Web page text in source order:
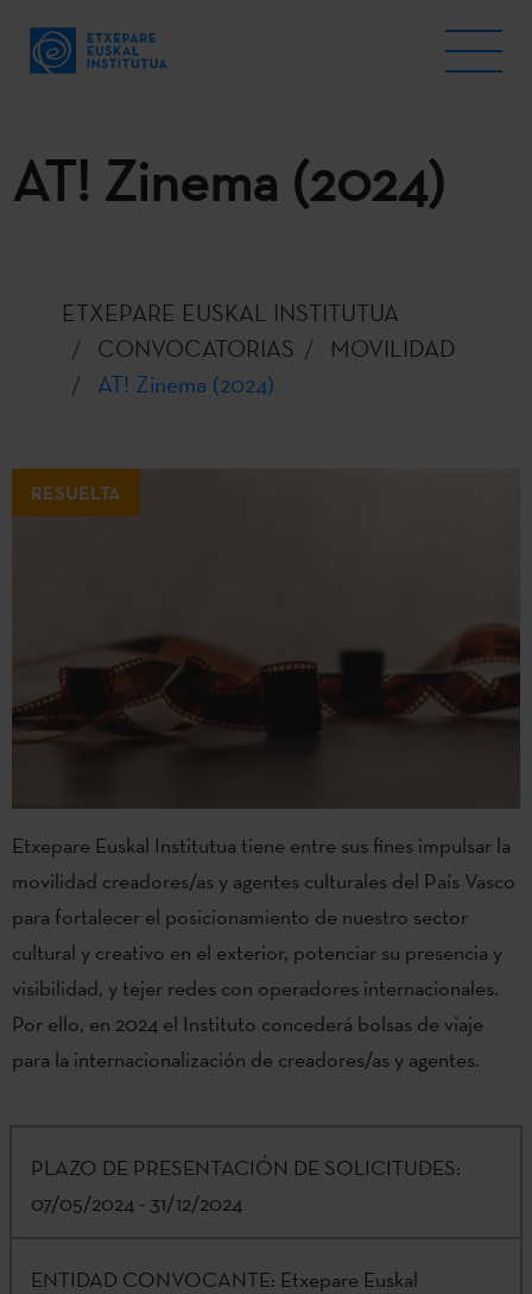
AT! Zinema (2024)
ETXEPARE EUSKAL INSTITUTUA
CONVOCATORIAS
MOVILIDAD
AT! Zinema (2024)
RESUELTA
Etxepare Euskal Institutua tiene entre sus fines impulsar la
movilidad creadores/as y agentes culturales del País Vasco
para fortalecer el posicionamiento de nuestro sector
cultural y creativo en el exterior, potenciar su presencia y
visibilidad, y tejer redes con operadores internacionales.
Por ello, en 2024 el Instituto concederá bolsas de viaje
para la internacionalización de creadores/as y agentes.
PLAZO DE PRESENTACIÓN DE SOLICITUDES:
07/05/2024 - 31/12/2024
ENTIDAD CONVOCANTE: Etxepare Euskal